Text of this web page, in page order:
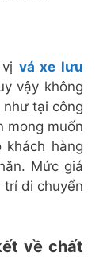
vá xe lưu
vậy không
như tại công
mong muốn
hàng
Mức giá
di chuyển
về chất